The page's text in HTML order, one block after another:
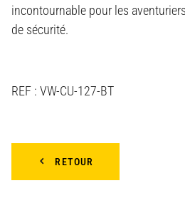
incontournable pour les
de sécurité.
REF : VW-CU-127-BT
RETOUR